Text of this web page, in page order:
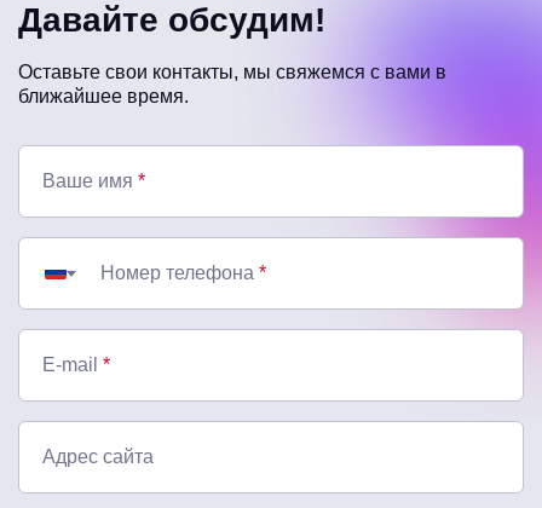
Давайте обсудим!
Оставьте свои контакты, мы свяжемся с вами в
ближайшее время.
Ваше имя *
Номер телефона *
E-mail *
Адрес сайта